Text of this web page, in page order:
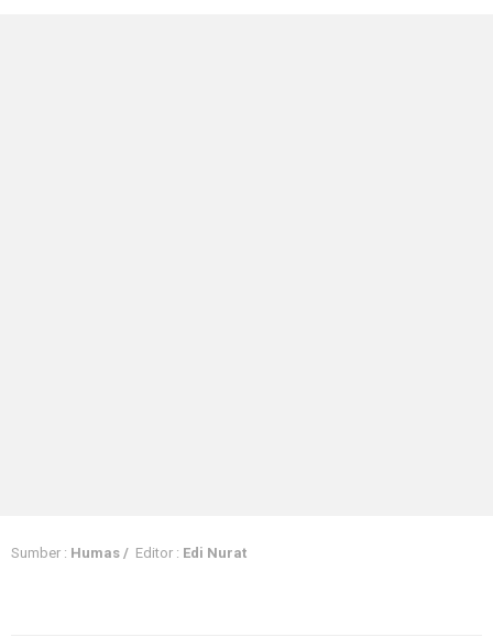
Sumber : Humas / Editor : Edi Nurat